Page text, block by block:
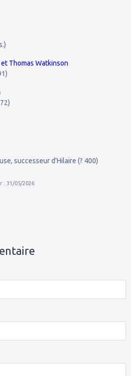
Thomas Watkinson
successeur d'Hilaire (? 400)
: 31/05/2026